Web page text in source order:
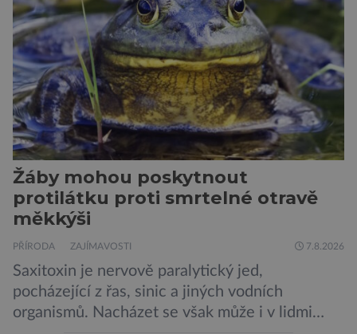
zachycených v srsti. Vědci nyní geneticky
upravili psy, aby […]
Žáby mohou poskytnout
protilátku proti smrtelné otravě
měkkýši
PŘÍRODA ZAJÍMAVOSTI 7.8.2026
Saxitoxin je nervově paralytický jed,
pocházející z řas, sinic a jiných vodních
organismů. Nacházet se však může i v lidmi